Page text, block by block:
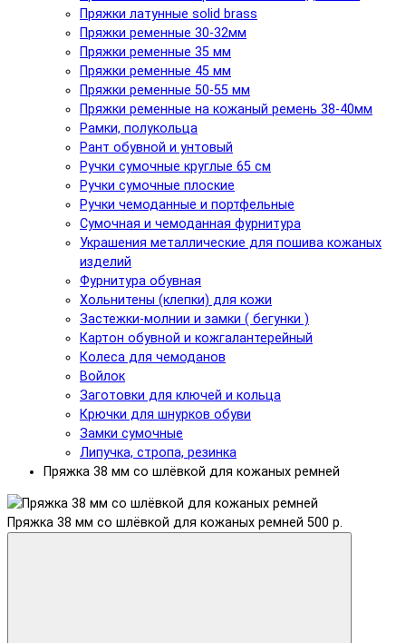
Пряжки латунные solid brass
Пряжки ременные 30-32мм
Пряжки ременные 35 мм
Пряжки ременные 45 мм
Пряжки ременные 50-55 мм
Пряжки ременные на кожаный ремень 38-40мм
Рамки, полукольца
Рант обувной и унтовый
Ручки сумочные круглые 65 см
Ручки сумочные плоские
Ручки чемоданные и портфельные
Сумочная и чемоданная фурнитура
Украшения металлические для пошива кожаных
изделий
Фурнитура обувная
Хольнитены (клепки) для кожи
Застежки-молнии и замки ( бегунки )
Картон обувной и кожгалантерейный
Колеса для чемоданов
Войлок
Заготовки для ключей и кольца
Крючки для шнурков обуви
Замки сумочные
Липучка, стропа, резинка
Пряжка 38 мм со шлёвкой для кожаных ремней
Пряжка 38 мм со шлёвкой для кожаных ремней 500 р.